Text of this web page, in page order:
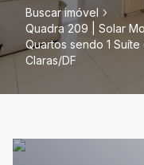
Buscar imóvel
Quadra 209 | Solar
Quartos sendo 1
Claras/DF